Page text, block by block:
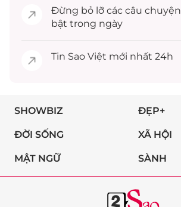
Đừng bỏ lỡ các câu chuyện
bật trong ngày
Tin Sao Việt mới nhất 24h
SHOWBIZ ĐẸP+
ĐỜI SỐNG XÃ HỘI
MẬT NGỮ SÀNH